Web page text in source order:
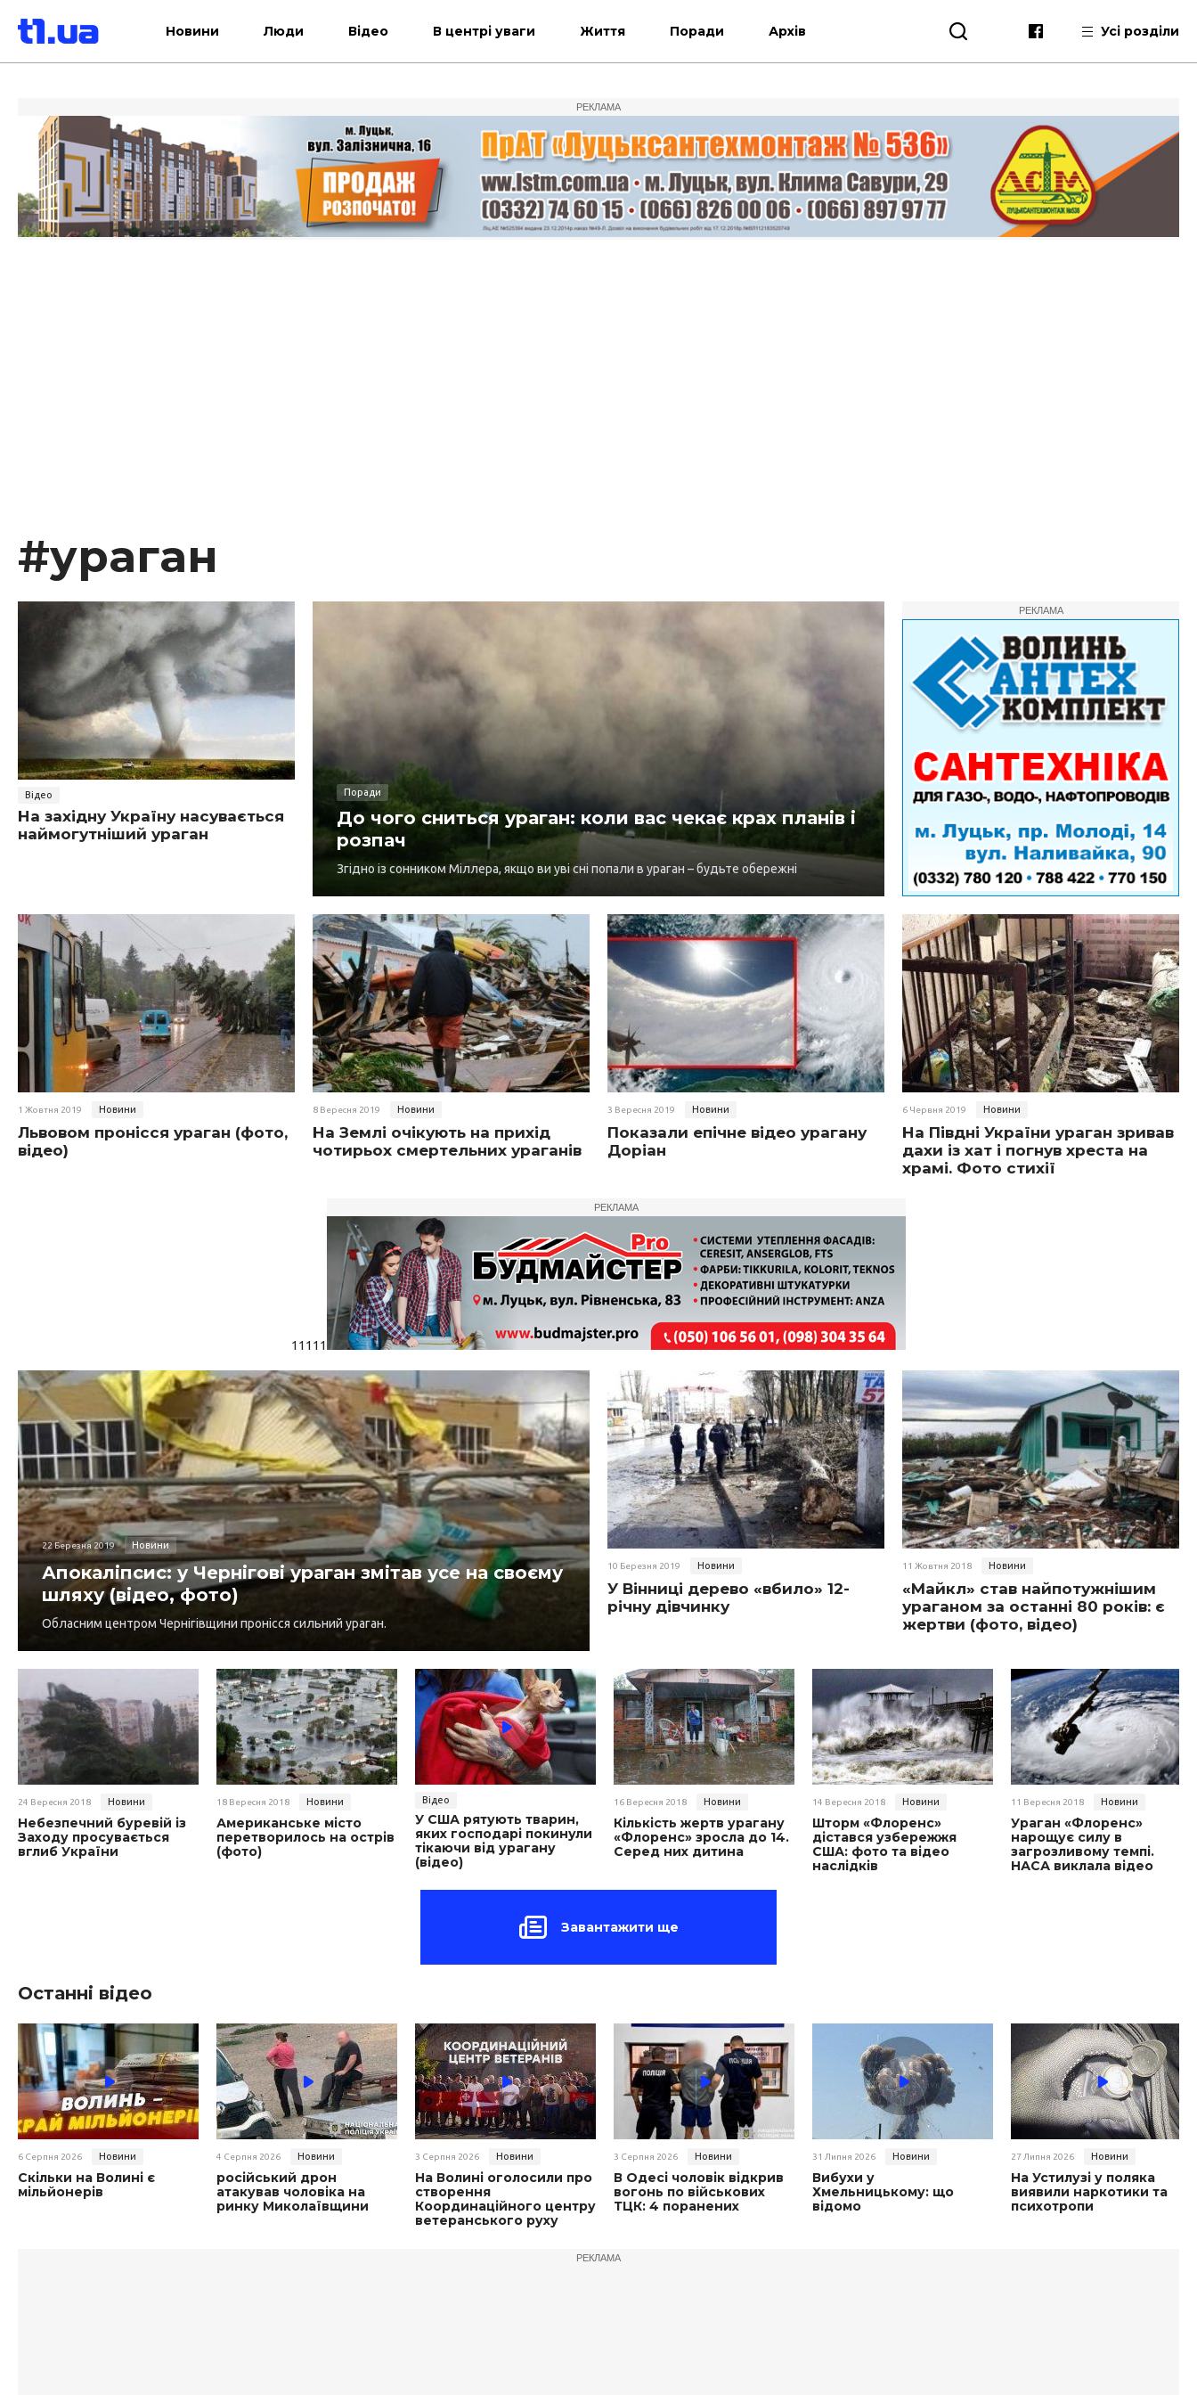
Новини Люди Відео В центрі уваги Життя Поради Архів Усі розділи
РЕКЛАМА
#ураган
Відео
На західну Україну насувається
наймогутніший ураган
Поради
До чого сниться ураган: коли вас чекає крах планів і
розпач
Згідно із сонником Міллера, якщо ви уві сні попали в ураган – будьте обережні
РЕКЛАМА
1 Жовтня 2019 Новини
Львовом пронісся ураган (фото,
відео)
8 Вересня 2019 Новини
На Землі очікують на прихід
чотирьох смертельних ураганів
3 Вересня 2019 Новини
Показали епічне відео урагану
Доріан
6 Червня 2019 Новини
На Півдні України ураган зривав
дахи із хат і погнув хреста на
храмі. Фото стихії
11111
РЕКЛАМА
22 Березня 2019 Новини
Апокаліпсис: у Чернігові ураган змітав усе на своєму
шляху (відео, фото)
Обласним центром Чернігівщини пронісся сильний ураган.
10 Березня 2019 Новини
У Вінниці дерево «вбило» 12-
річну дівчинку
11 Жовтня 2018 Новини
«Майкл» став найпотужнішим
ураганом за останні 80 років: є
жертви (фото, відео)
24 Вересня 2018 Новини
Небезпечний буревій із
Заходу просувається
вглиб України
18 Вересня 2018 Новини
Американське місто
перетворилось на острів
(фото)
Відео
У США рятують тварин,
яких господарі покинули
тікаючи від урагану
(відео)
16 Вересня 2018 Новини
Кількість жертв урагану
«Флоренс» зросла до 14.
Серед них дитина
14 Вересня 2018 Новини
Шторм «Флоренс»
дістався узбережжя
США: фото та відео
наслідків
11 Вересня 2018 Новини
Ураган «Флоренс»
нарощує силу в
загрозливому темпі.
НАСА виклала відео
Завантажити ще
Останні відео
6 Серпня 2026 Новини
Скільки на Волині є
мільйонерів
4 Серпня 2026 Новини
російський дрон
атакував чоловіка на
ринку Миколаївщини
3 Серпня 2026 Новини
На Волині оголосили про
створення
Координаційного центру
ветеранського руху
3 Серпня 2026 Новини
В Одесі чоловік відкрив
вогонь по військових
ТЦК: 4 поранених
31 Липня 2026 Новини
Вибухи у
Хмельницькому: що
відомо
27 Липня 2026 Новини
На Устилузі у поляка
виявили наркотики та
психотропи
РЕКЛАМА